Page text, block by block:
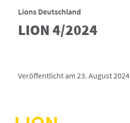
Lions Deutschland
LION 4/2024
Veröffentlicht am 23. August 2024